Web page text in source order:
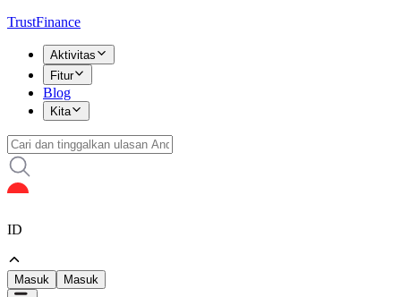
TrustFinance
Aktivitas
Fitur
Blog
Kita
ID
Masuk Masuk